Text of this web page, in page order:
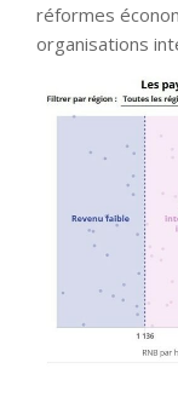
réformes
organisations